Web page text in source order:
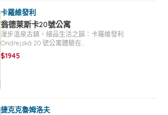
卡羅維發利
翁德萊斯卡20號公寓
漫步溫泉古鎮，細品生活之韻：卡羅維發利
Ondřejská 20 號公寓體驗在…
$1945
捷克克魯姆洛夫